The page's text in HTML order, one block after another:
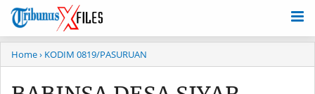
Home› KODIM 0819/PASURUAN